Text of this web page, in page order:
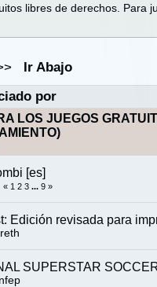
libres de derechos. Para
Ir Abajo
por
LOS JUEGOS
[es]
« 1 2 3 ... 9 »
Edición revisada para
SUPERSTAR